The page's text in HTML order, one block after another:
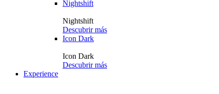
Nightshift
Nightshift
Descubrir más
Icon Dark
Icon Dark
Descubrir más
Experience